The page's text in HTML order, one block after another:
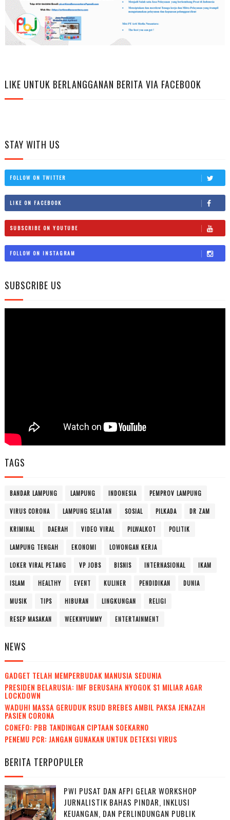
LIKE UNTUK BERLANGGANAN BERITA VIA FACEBOOK
STAY WITH US
FOLLOW ON TWITTER
LIKE ON FACEBOOK
SUBSCRIBE ON YOUTUBE
FOLLOW ON INSTAGRAM
SUBSCRIBE US
TAGS
BANDAR LAMPUNG LAMPUNG INDONESIA PEMPROV LAMPUNG
VIRUS CORONA LAMPUNG SELATAN SOSIAL PILKADA DR ZAM
KRIMINAL DAERAH VIDEO VIRAL PILWALKOT POLITIK
LAMPUNG TENGAH EKONOMI LOWONGAN KERJA
LOKER VIRAL PETANG VP JOBS BISNIS INTERNASIONAL IKAM
ISLAM HEALTHY EVENT KULINER PENDIDIKAN DUNIA
MUSIK TIPS HIBURAN LINGKUNGAN RELIGI
RESEP MASAKAN WEEKNYUMMY ENTERTAINMENT
NEWS
GADGET TELAH MEMPERBUDAK MANUSIA SEDUNIA
PRESIDEN BELARUSIA: IMF BERUSAHA NYOGOK $1 MILIAR AGAR
LOCKDOWN
WADUH! MASSA GERUDUK RSUD BREBES AMBIL PAKSA JENAZAH
PASIEN CORONA
CONEFO: PBB TANDINGAN CIPTAAN SOEKARNO
PENEMU PCR: JANGAN GUNAKAN UNTUK DETEKSI VIRUS
BERITA TERPOPULER
PWI PUSAT DAN AFPI GELAR WORKSHOP
JURNALISTIK BAHAS PINDAR, INKLUSI
KEUANGAN, DAN PERLINDUNGAN PUBLIK